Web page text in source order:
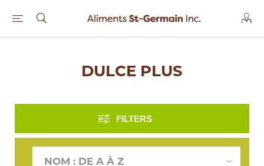
DULCE PLUS
FILTERS